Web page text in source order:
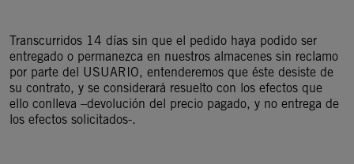
Transcurridos 14 días sin que el pedido haya podido ser
entregado o permanezca en nuestros almacenes sin reclamo
por parte del USUARIO, entenderemos que éste desiste de
su contrato, y se considerará resuelto con los efectos que
ello conlleva –devolución del precio pagado, y no entrega de
los efectos solicitados-.